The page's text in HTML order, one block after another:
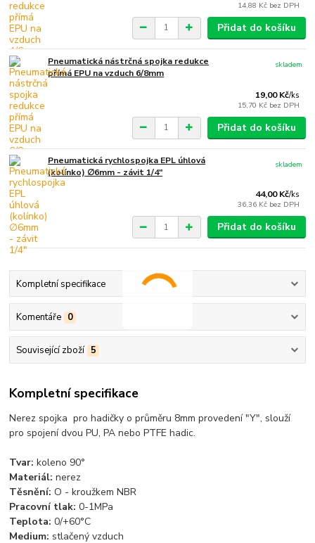
14,88 Kč bez DPH
Přidat do košíku
Pneumatická nástrčná spojka redukce
přímá EPU na vzduch 6/8mm
19,00 Kč/ks
15,70 Kč bez DPH
skladem
Přidat do košíku
Pneumatická rychlospojka EPL úhlová
(kolínko) ∅6mm - závit 1/4"
44,00 Kč/ks
36,36 Kč bez DPH
skladem
Přidat do košíku
Kompletní specifikace
Komentáře 0
Související zboží 5
Kompletní specifikace
Nerez spojka pro hadičky o průměru 8mm provedení "Y", slouží
pro spojení dvou PU, PA nebo PTFE hadic.
Tvar: koleno 90°
Materiál: nerez
Těsnění: O - kroužkem NBR
Pracovní tlak: 0-1MPa
Teplota: 0/+60°C
Medium: stlačený vzduch